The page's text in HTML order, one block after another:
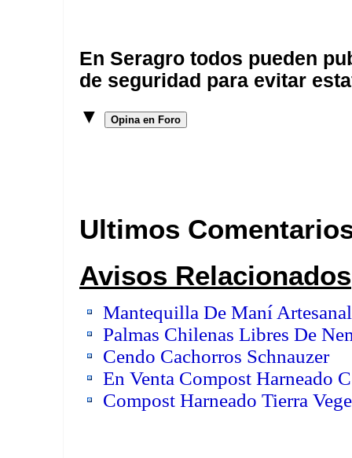
En Seragro todos pueden
de seguridad para evitar
▼
Opina en Foro
Ultimos
Avisos Relacionados
Mantequilla De Maní
Palmas Chilenas Libres De
Cendo Cachorros Schnauzer
En Venta Compost Harneado
Compost Harneado Tierra